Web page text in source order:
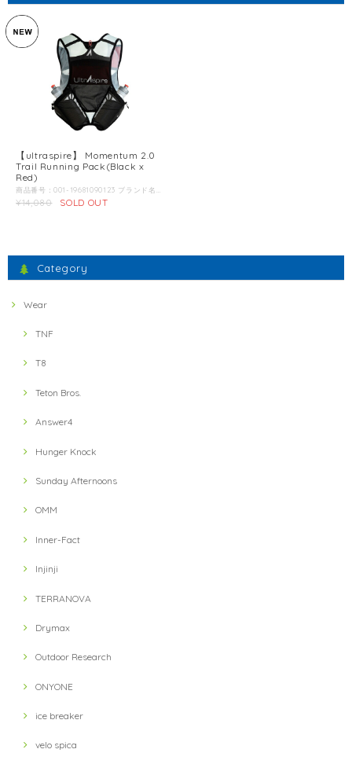
【ultraspire】 Momentum 2.0
Trail Running Pack(Black x
Red)
商品番号：001-19681090123 ブランド名：ultraspire / ウルトラスパイア / 商品名：モーメンタム 2.0 BR トレイルランニング リュック バックパック ザック 商品説明：これまでのバージョンでもアスリートの中でも有名だった、ボトル腰刺しタイプのザック。モーメンタム2.0でまたそのスタイルが進化しました。 ユニークなそのカーブされたシルエットにマグネットでそのボトルホルダーが開閉する言葉では伝えにくい斬新なシステムを採用しています。 行動中簡単にボトルの入れ出しが可能になっています。 すべての収納を入れて6L のこのリュックにはウルトラクール ライトメッシュ と呼ばれる、通気性、軽量性、耐久性に優れた素材を使用しています。肩に追加されたポケットは様々なスマホ収納用としてまたその他アクセサリーようとして重宝しそうです。胸のボトル用ポケットもアップグレードされ、ショックコード仕様により、またさらに形に限定されない、さまざまなスタイルのボトルが収納可能になりました。 メインコンパートメントはバンジーコードでイージーアクセスを可能にし、伸縮素材により収納力も本来以上になりました。 Z（折り畳み式）ポールも収納可能！！ Color：Black x Red＊第2画像以降の画像は別のカラーの商品を使用している場合があります。 こちらの商品のカラーは第1画像のカラーとなります。 推奨アクティビティー：ミニマリスト用トレランザックで、フロント、バック再度とボトルの収納場所が選べ、またアクセサリーやそのた収納可能なポケットが多彩に配置されているため、レース中行動しながらすべての行動が可能になります。 詳細：・防汗ウェビング-水分を吸収したり、吸い込んで重くならない、細かい雲の巣状のポリエステル生地。 ・ストレスが特にかかりやすい箇所に安全ステッチバーが付いています。 ・ジグザク上の伸縮性のある縫い目によりウルトラな補強が施され、さらなる伸縮性、リバウンド性が向上します。 ・ふかふかのマイクロファイバーポリエステルで作られたエッジは柔らかく、肌や衣類に対して非研磨性があります。 ・マグネティックポケットにはボトルやその他アクセサリーに瞬時に取り出しまた戻すことが可能です。特許出願中。 ?シリコンおよびPUコーティングされたフェザー級ナイロン生地は、水、摩耗、破れに強いです。 ?軽量で柔らかく、通気性がありながら丈夫な大きな穴のメッシュが体から湿気を取り除き、肌をドライで涼しく保ちます。 フィット：ユニセックス 胸囲：SM (66cm-89cm) MD (81cm-96.5cm) 店長からの一言：FASTPACKと呼ばれるウルトラスパイア初代のザックで腰にボトルホルダーが2本付いたのが大好きで、今でも使用しています。 それは20L と大き目でしたが、今回のはミニマルな設計でスピードレースにも使えますが、使い方次第では、腰、胸両方に水を収納すれば最大500mlx4もの水を携帯できるので、夏場など携帯するウェアが少なければロングレースでも使用できます。 とにかく、ぱっと見て最近ではなかなかヒットしたプロダクトでレースとかで使いたくなったほどです。 ：
¥14,080 SOLD OUT
Category
Wear
TNF
T8
Teton Bros.
Answer4
Hunger Knock
Sunday Afternoons
OMM
Inner-Fact
Injinji
TERRANOVA
Drymax
Outdoor Research
ONYONE
ice breaker
velo spica